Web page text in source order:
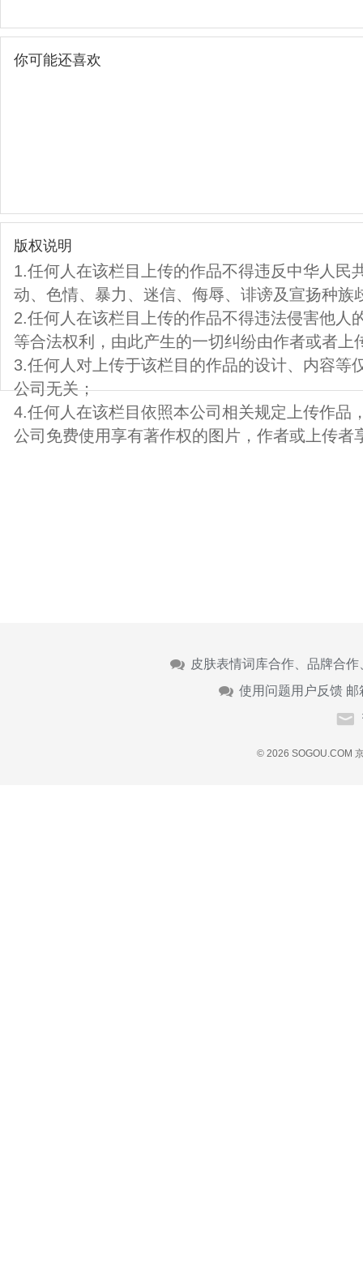
你可能还喜欢
版权说明
1.任何人在该栏目上传的作品不得违反中华人民
动、色情、暴力、迷信、侮辱、诽谤及宣扬种族
2.任何人在该栏目上传的作品不得违法侵害他人
等合法权利，由此产生的一切纠纷由作者或者上
3.任何人对上传于该栏目的作品的设计、内容等
公司无关；
4.任何人在该栏目依照本公司相关规定上传作品
公司免费使用享有著作权的图片，作者或上传者
皮肤表情词库合作、品牌合
使用问题用户反馈 邮
© 2026 SOGOU.COM